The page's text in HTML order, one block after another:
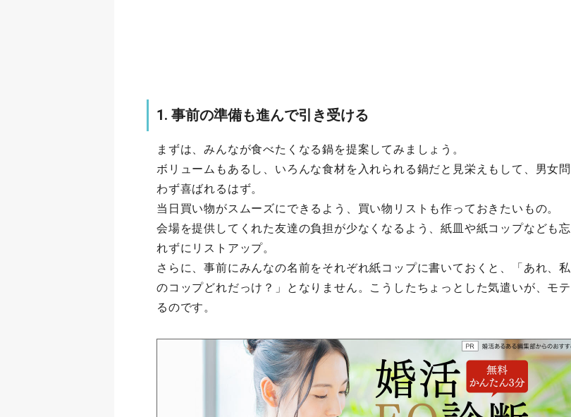
1. 事前の準備も進んで引き受ける
まずは、みんなが食べたくなる鍋を提案してみましょう。
ボリュームもあるし、いろんな食材を入れられる鍋だと見栄えもして、男女問
わず喜ばれるはず。
当日買い物がスムーズにできるよう、買い物リストも作っておきたいもの。
会場を提供してくれた友達の負担が少なくなるよう、紙皿や紙コップなども忘
れずにリストアップ。
さらに、事前にみんなの名前をそれぞれ紙コップに書いておくと、「あれ、私
のコップどれだっけ？」となりません。こうしたちょっとした気遣いが、モテ
るのです。